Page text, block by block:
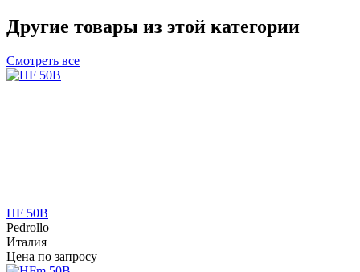
Другие товары из этой категории
Смотреть все
HF 50B
Pedrollo
Италия
Цена по запросу